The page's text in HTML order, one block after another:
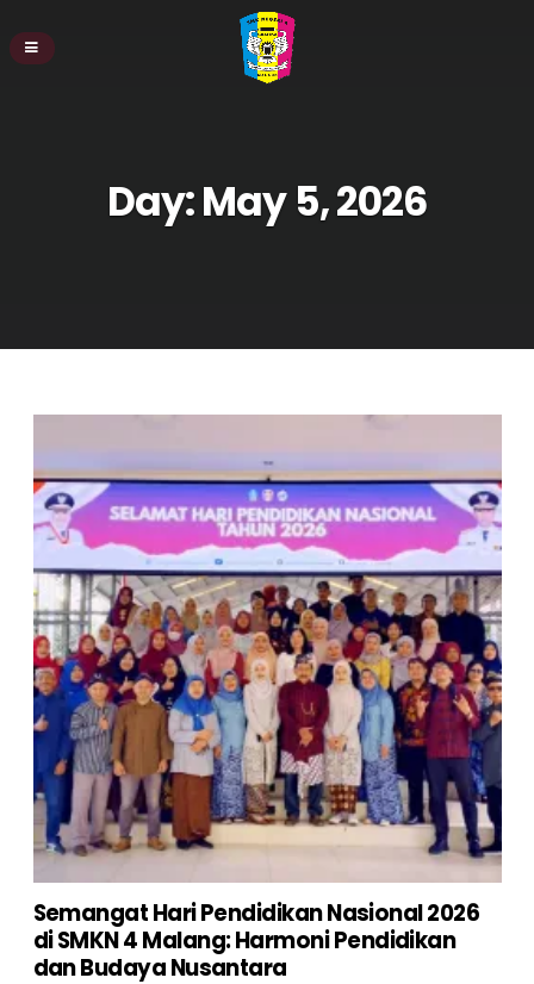
Day:May 5, 2026
Semangat Hari Pendidikan Nasional 2026
di SMKN 4 Malang: Harmoni Pendidikan
dan Budaya Nusantara